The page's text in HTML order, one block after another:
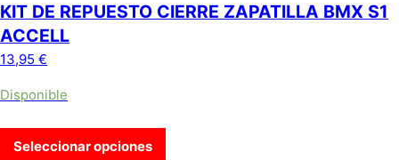
KIT DE REPUESTO CIERRE ZAPATILLA BMX S1
ACCELL
13,95 €
Disponible
Seleccionar opciones